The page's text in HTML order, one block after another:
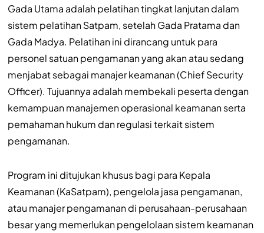
Gada Utama adalah pelatihan tingkat lanjutan dalam
sistem pelatihan Satpam, setelah Gada Pratama dan
Gada Madya. Pelatihan ini dirancang untuk para
personel satuan pengamanan yang akan atau sedang
menjabat sebagai manajer keamanan (Chief Security
Officer). Tujuannya adalah membekali peserta dengan
kemampuan manajemen operasional keamanan serta
pemahaman hukum dan regulasi terkait sistem
pengamanan.
Program ini ditujukan khusus bagi para Kepala
Keamanan (KaSatpam), pengelola jasa pengamanan,
atau manajer pengamanan di perusahaan-perusahaan
besar yang memerlukan pengelolaan sistem keamanan